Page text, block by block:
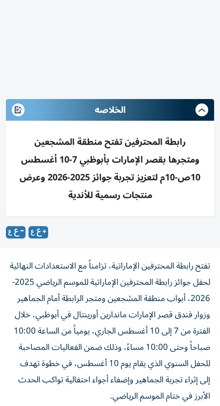
الخلاصه
رابطة المحترفين تفتح منطقة المشجعين
ومتجرها بقصر الإمارات بأبوظبي 7-10 أغسطس
10ص-10م لتعزيز تجربة جوائز 2025-2026 وعرض
منتجات رسمية للأندية
تفتح رابطة المحترفين الإماراتية، تزامناً مع الاستعدادات النهائية
لحفل جوائز رابطة المحترفين الإماراتية للموسم الرياضي 2025-
2026، أبواب منطقة المشجعين ومتجر الرابطة أمام الجماهير
وزوار فندق قصر الإمارات ماندارين أورينتال في أبوظبي، خلال
الفترة من 7 إلى 10 أغسطس الجاري، يومياً من الساعة 10:00
صباحاً وحتى 10:00 مساءً، وذلك ضمن الفعاليات المصاحبة
للحفل السنوي الذي يقام يوم 10 أغسطس، في خطوة تهدف
إلى إثراء تجربة الجماهير وإضفاء أجواء احتفالية تواكب الحدث
الأبرز في ختام الموسم الرياضي.